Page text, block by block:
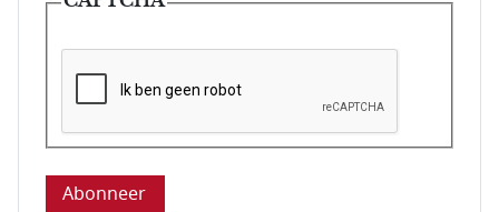
Deze vraag is om te controleren dat u een mens